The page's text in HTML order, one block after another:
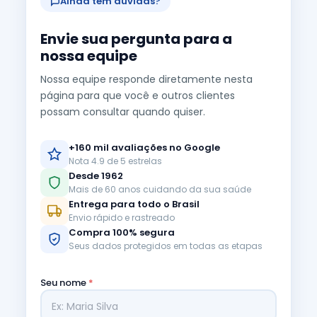
Envie sua pergunta para a
nossa equipe
Nossa equipe responde diretamente nesta
página para que você e outros clientes
possam consultar quando quiser.
+160 mil avaliações no Google
Nota 4.9 de 5 estrelas
Desde 1962
Mais de 60 anos cuidando da sua saúde
Entrega para todo o Brasil
Envio rápido e rastreado
Compra 100% segura
Seus dados protegidos em todas as etapas
Seu nome *